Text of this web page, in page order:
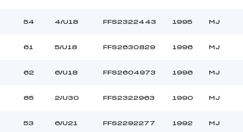
54 4/U18 FFS2322443 1995 MJ
61 5/U18 FFS2630829 1996 MJ
62 6/U18 FFS2604973 1996 MJ
65 2/U30 FFS2322963 1990 MJ
53 6/U21 FFS2292277 1992 MJ